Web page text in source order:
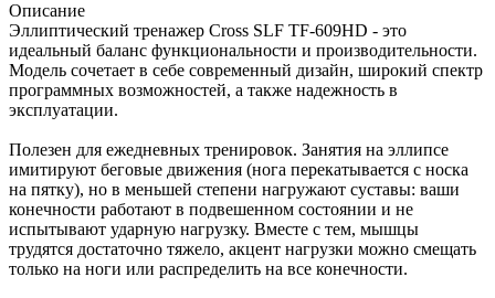
Описание
Эллиптический тренажер Cross SLF TF-609НD - это
идеальный баланс функциональности и производительности.
Модель сочетает в себе современный дизайн, широкий спектр
программных возможностей, а также надежность в
эксплуатации.
Полезен для ежедневных тренировок. Занятия на эллипсе
имитируют беговые движения (нога перекатывается с носка
на пятку), но в меньшей степени нагружают суставы: ваши
конечности работают в подвешенном состоянии и не
испытывают ударную нагрузку. Вместе с тем, мышцы
трудятся достаточно тяжело, акцент нагрузки можно смещать
только на ноги или распределить на все конечности.